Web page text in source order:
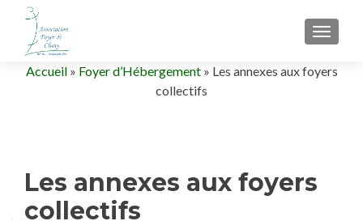
Accueil» Foyer d’Hébergement» Les annexes aux foyers
collectifs
Les annexes aux foyers
collectifs